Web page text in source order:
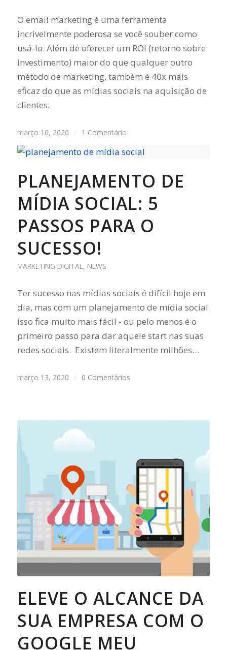
O email marketing é uma ferramenta
incrivelmente poderosa se você souber como
usá-lo. Além de oferecer um ROI (retorno sobre
investimento) maior do que qualquer outro
método de marketing, também é 40x mais
eficaz do que as mídias sociais na aquisição de
clientes.
março 16, 2020 / 1 Comentário
PLANEJAMENTO DE
MÍDIA SOCIAL: 5
PASSOS PARA O
SUCESSO!
MARKETING DIGITAL , NEWS
Ter sucesso nas mídias sociais é difícil hoje em
dia, mas com um planejamento de mídia social
isso fica muito mais fácil - ou pelo menos é o
primeiro passo para dar aquele start nas suas
redes sociais. Existem literalmente milhões…
março 13, 2020 / 0 Comentários
ELEVE O ALCANCE DA
SUA EMPRESA COM O
GOOGLE MEU